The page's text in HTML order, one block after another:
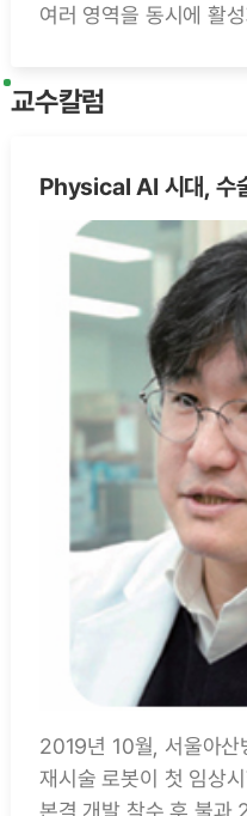
여러 영역을 동시에 활
교수칼럼
Physical AI 시대, 수
2019년 10월, 서울아산
재시술 로봇이 첫 임상
본격 개발 착수 후 불과